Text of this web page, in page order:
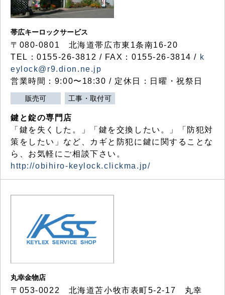
帯広キーロックサービス
〒080-0801 北海道帯広市東1条南16-20
TEL：0155-26-3812 / FAX：0155-26-3814 / k
eylock@r9.dion.ne.jp
営業時間：9:00〜18:30 / 定休日：日曜・祝祭日
販売可 工事・取付可
鍵と錠の専門店
「鍵を失くした。」「鍵を交換したい。」「防犯対
策をしたい」など、カギと防犯に鍵に関することな
ら、お気軽にご相談下さい。
http://obihiro-keylock.clickma.jp/
丸幸金物店
〒053-0022 北海道苫小牧市表町5-2-17 丸幸